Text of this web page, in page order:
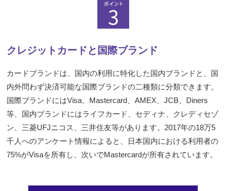
クレジットカードと国際ブランド
カードブランドは、国内の利用に特化した国内ブランドと、国
内外問わず決済可能な国際ブランドの二種類に分類できます。
国際ブランドにはVisa、Mastercard、AMEX、JCB、Diners
等、国内ブランドにはライフカード、セディナ、クレディセゾ
ン、三菱UFJニコス、三井住友等があります。2017年の18万5
千人へのアンケート情報によると、日本国内における利用者の
75%がVisaを所有し、次いでMastercardが所有されています。